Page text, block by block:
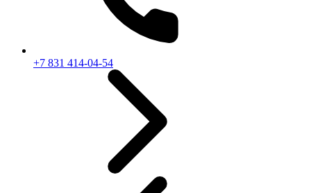
+7 831 414-04-54